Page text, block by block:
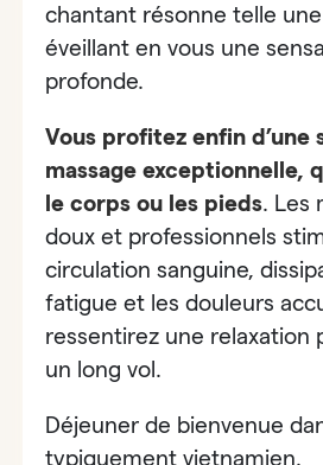
chantant résonne telle
éveillant en vous une
profonde.
Vous profitez enfind’une
massage exceptionnelle,
le corps ou les pieds. Les
doux et professionnels
circulation sanguine,
fatigue et les douleurs
ressentirez une relaxation
un long vol.
Déjeuner de bienvenue
typiquement vietnamien.